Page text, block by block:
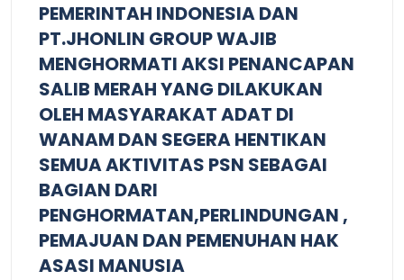
PEMERINTAH INDONESIA DAN
PT.JHONLIN GROUP WAJIB
MENGHORMATI AKSI PENANCAPAN
SALIB MERAH YANG DILAKUKAN
OLEH MASYARAKAT ADAT DI
WANAM DAN SEGERA HENTIKAN
SEMUA AKTIVITAS PSN SEBAGAI
BAGIAN DARI
PENGHORMATAN,PERLINDUNGAN ,
PEMAJUAN DAN PEMENUHAN HAK
ASASI MANUSIA